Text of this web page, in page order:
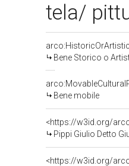
tela/
Bene Storico o
Bene mobile
<https://w3id.org/
Pippi Giulio Detto
<https://w3id.org/